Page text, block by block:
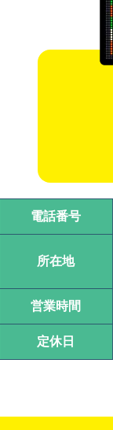
電話番号
所在地
営業時間
定休日